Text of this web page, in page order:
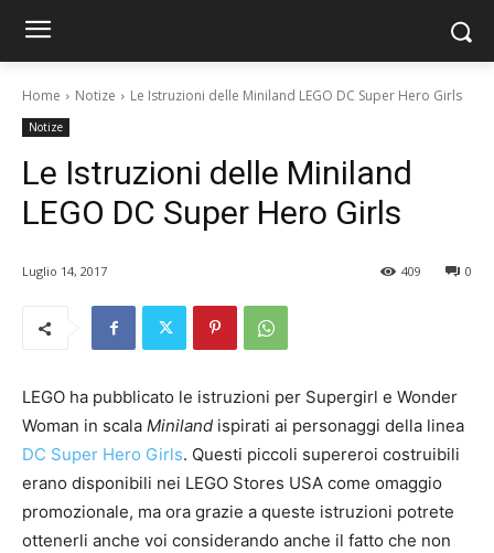
Home Notize Le Istruzioni delle Miniland LEGO DC Super Hero Girls
Notize
Le Istruzioni delle Miniland
LEGO DC Super Hero Girls
Luglio 14, 2017 0
409
LEGO ha pubblicato le istruzioni per Supergirl e Wonder
Woman in scala Miniland ispirati ai personaggi della linea
DC Super Hero Girls. Questi piccoli supereroi costruibili
erano disponibili nei LEGO Stores USA come omaggio
promozionale, ma ora grazie a queste istruzioni potrete
ottenerli anche voi considerando anche il fatto che non